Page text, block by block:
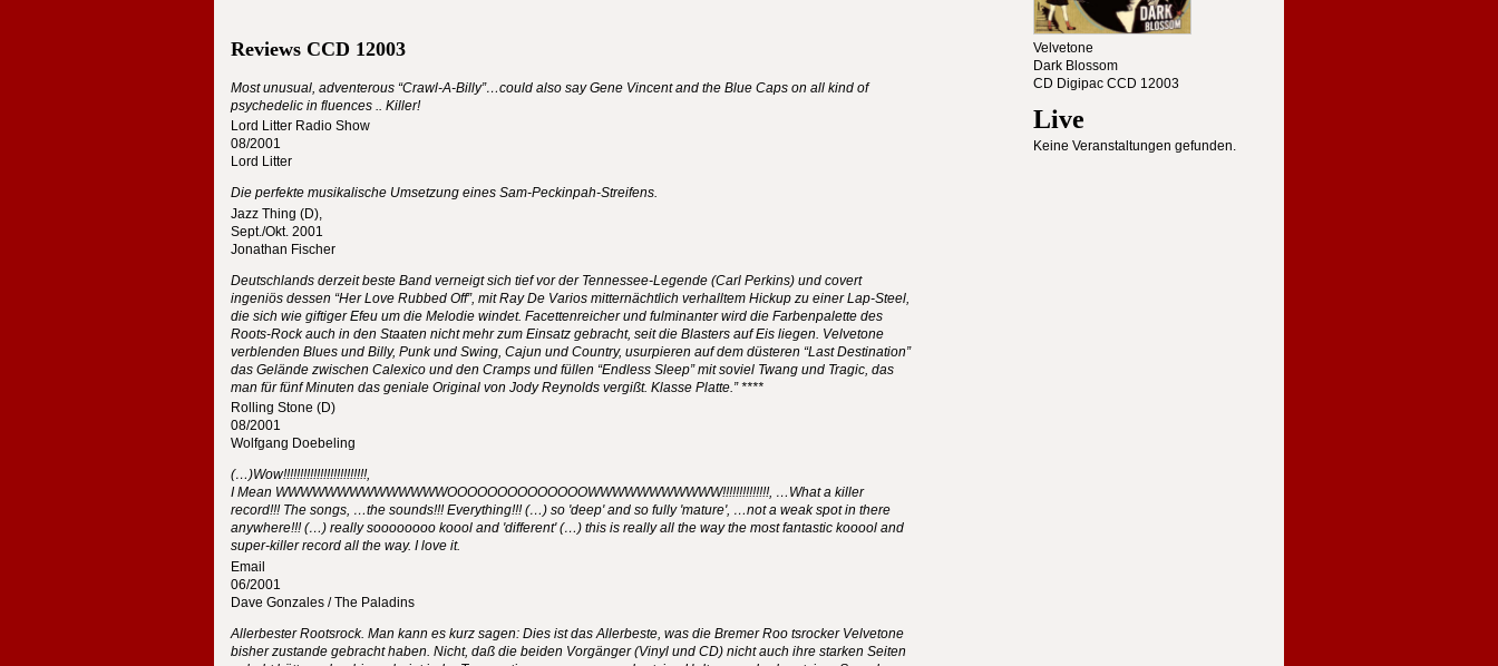
Reviews CCD 12003
Most unusual, adventerous “Crawl-A-Billy”…could also say Gene Vincent and the Blue Caps on all kind of
psychedelic in fluences .. Killer!
Lord Litter Radio Show
08/2001
Lord Litter
Die perfekte musikalische Umsetzung eines Sam-Peckinpah-Streifens.
Jazz Thing (D),
Sept./Okt. 2001
Jonathan Fischer
Deutschlands derzeit beste Band verneigt sich tief vor der Tennessee-Legende (Carl Perkins) und covert
ingeniös dessen “Her Love Rubbed Off”, mit Ray De Varios mitternächtlich verhalltem Hickup zu einer Lap-Steel,
die sich wie giftiger Efeu um die Melodie windet. Facettenreicher und fulminanter wird die Farbenpalette des
Roots-Rock auch in den Staaten nicht mehr zum Einsatz gebracht, seit die Blasters auf Eis liegen. Velvetone
verblenden Blues und Billy, Punk und Swing, Cajun und Country, usurpieren auf dem düsteren “Last Destination”
das Gelände zwischen Calexico und den Cramps und füllen “Endless Sleep” mit soviel Twang und Tragic, das
man für fünf Minuten das geniale Original von Jody Reynolds vergißt. Klasse Platte.” ****
Rolling Stone (D)
08/2001
Wolfgang Doebeling
(…)Wow!!!!!!!!!!!!!!!!!!!!!!!!!,
I Mean WWWWWWWWWWWWWWOOOOOOOOOOOOOOWWWWWWWWWWW!!!!!!!!!!!!!!, …What a killer
record!!! The songs, …the sounds!!! Everything!!! (…) so 'deep' and so fully 'mature', …not a weak spot in there
anywhere!!! (…) really soooooooo koool and 'different' (…) this is really all the way the most fantastic kooool and
super-killer record all the way. I love it.
Email
06/2001
Dave Gonzales / The Paladins
Allerbester Rootsrock. Man kann es kurz sagen: Dies ist das Allerbeste, was die Bremer Roo tsrocker Velvetone
bisher zustande gebracht haben. Nicht, daß die beiden Vorgänger (Vinyl und CD) nicht auch ihre starken Seiten
Velvetone
Dark Blossom
CD Digipac CCD 12003
Live
Keine Veranstaltungen gefunden.